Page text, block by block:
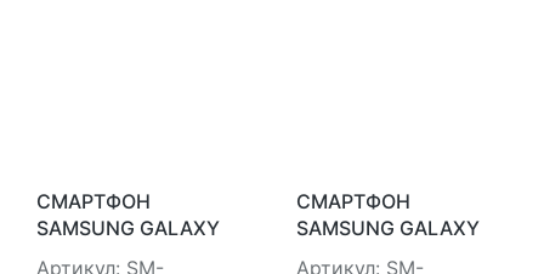
СМАРТФОН
SAMSUNG GALAXY
A13
Артикул: SM-
СМАРТФОН
SAMSUNG GALAXY
A23
Артикул: SM-